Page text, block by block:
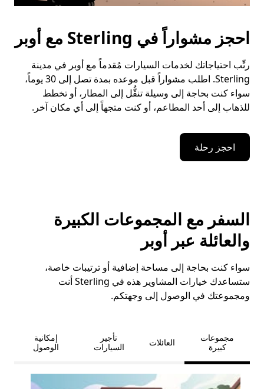
احجز مشواراً في Sterling مع أوبر
رتِّب احتياجاتك لخدمات السيارات مُقدماً مع أوبر في مدينة
Sterling. اطلب مشواراً قبل موعده بمدة تصل إلى 30 يوماً،
سواء كنت بحاجة إلى وسيلة تنقُّل إلى المطار، أو تخطط
للذهاب إلى أحد المطاعم، أو كنت متجهاً إلى أي مكان آخر.
احجز رحلة
السفر مع المجموعات الكبيرة
والعائلة عبر أوبر
سواء كنت بحاجة إلى مساحة إضافية أو ترتيبات خاصة،
ستساعدك خيارات المشاوير هذه في Sterling أنت
ومجموعتك في الوصول إلى وجهتكم.
مجموعات
كبيرة
العائلات
تأجير
السيارات
إمكانية
الوصول